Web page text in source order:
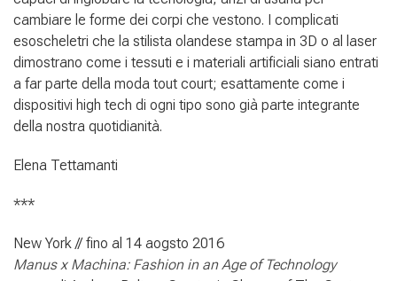
cambiare le forme dei corpi che vestono. I complicati
esoscheletri che la stilista olandese stampa in 3D o al laser
dimostrano come i tessuti e i materiali artificiali siano entrati
a far parte della moda tout court; esattamente come i
dispositivi high tech di ogni tipo sono già parte integrante
della nostra quotidianità.
Elena Tettamanti
***
New York // fino al 14 aogsto 2016
Manus x Machina: Fashion in an Age of Technology